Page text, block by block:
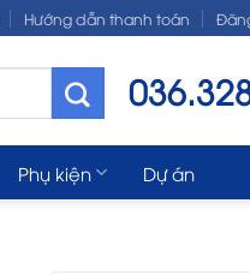
Hướng dẫn thanh toán
Phụ kiện Dự án